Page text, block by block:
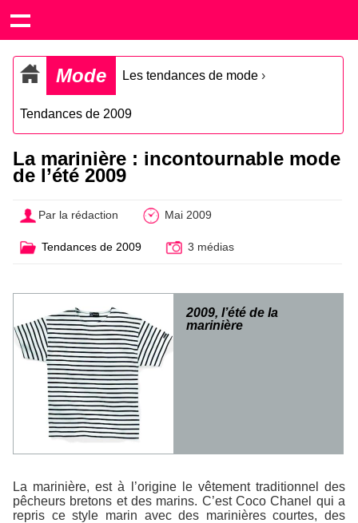
Mode Les tendances de mode ›
Tendances de 2009
La marinière : incontournable mode
de l’été 2009
Par la rédaction Mai 2009
Tendances de 2009 3 médias
2009, l’été de la
marinière
La marinière, est à l’origine le vêtement traditionnel des
pêcheurs bretons et des marins. C’est Coco Chanel qui a
repris ce style marin avec des marinières courtes, des